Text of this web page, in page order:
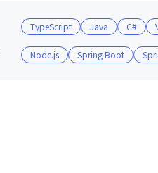
TypeScript Java C#
Node.js Spring Boot